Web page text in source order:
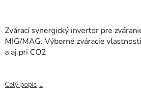
Zvárací synergický invertor pre
MIG/MAG. Výborné zváracie
a aj pri CO2
Celý popis